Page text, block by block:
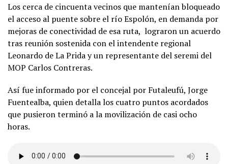
Los cerca de cincuenta vecinos que mantenían bloqueado
el acceso al puente sobre el río Espolón, en demanda por
mejoras de conectividad de esa ruta, lograron un acuerdo
tras reunión sostenida con el intendente regional
Leonardo de La Prida y un representante del seremi del
MOP Carlos Contreras.
Así fue informado por el concejal por Futaleufú, Jorge
Fuentealba, quien detalla los cuatro puntos acordados
que pusieron terminó a la movilización de casi ocho
horas.